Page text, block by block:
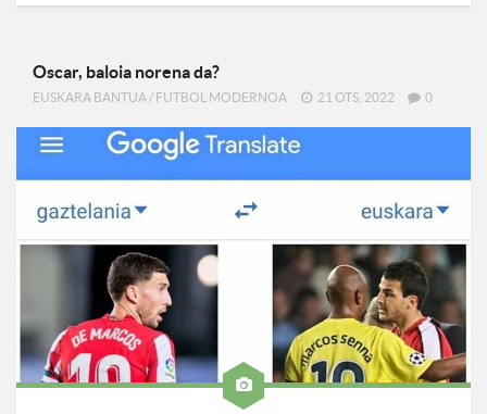
Oscar, baloia norena da?
EUSKARA BANTUA / FUTBOL MODERNOA 21 OTS, 2022 0